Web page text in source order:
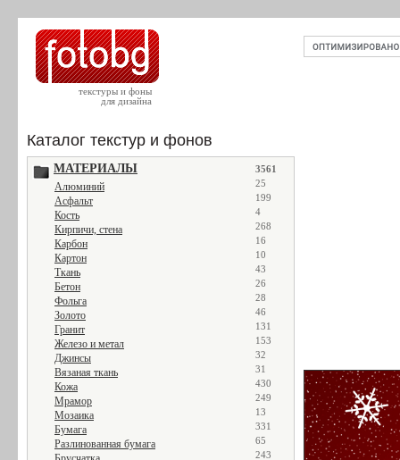
текстуры и фоны
для дизайна
Каталог текстур и фонов
МАТЕРИАЛЫ 3561
Алюминий 25
Асфальт 199
Кость 4
Кирпичи, стена 268
Карбон 16
Картон 10
Ткань 43
Бетон 26
Фольга 28
Золото 46
Гранит 131
Железо и метал 153
Джинсы 32
Вязаная ткань 31
Кожа 430
Мрамор 249
Мозаика 13
Бумага 331
Разлинованная бумага 65
243